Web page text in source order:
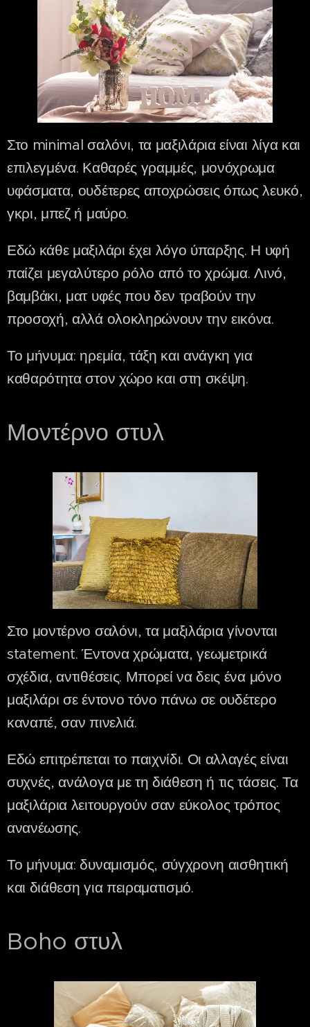
Στο minimal σαλόνι, τα μαξιλάρια είναι λίγα και
επιλεγμένα. Καθαρές γραμμές, μονόχρωμα
υφάσματα, ουδέτερες αποχρώσεις όπως λευκό,
γκρι, μπεζ ή μαύρο.
Εδώ κάθε μαξιλάρι έχει λόγο ύπαρξης. Η υφή
παίζει μεγαλύτερο ρόλο από το χρώμα. Λινό,
βαμβάκι, ματ υφές που δεν τραβούν την
προσοχή, αλλά ολοκληρώνουν την εικόνα.
Το μήνυμα: ηρεμία, τάξη και ανάγκη για
καθαρότητα στον χώρο και στη σκέψη.
Μοντέρνο στυλ
Στο μοντέρνο σαλόνι, τα μαξιλάρια γίνονται
statement. Έντονα χρώματα, γεωμετρικά
σχέδια, αντιθέσεις. Μπορεί να δεις ένα μόνο
μαξιλάρι σε έντονο τόνο πάνω σε ουδέτερο
καναπέ, σαν πινελιά.
Εδώ επιτρέπεται το παιχνίδι. Οι αλλαγές είναι
συχνές, ανάλογα με τη διάθεση ή τις τάσεις. Τα
μαξιλάρια λειτουργούν σαν εύκολος τρόπος
ανανέωσης.
Το μήνυμα: δυναμισμός, σύγχρονη αισθητική
και διάθεση για πειραματισμό.
Boho στυλ